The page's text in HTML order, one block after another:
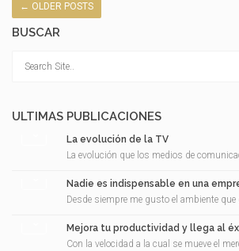
← OLDER POSTS
BUSCAR
ULTIMAS PUBLICACIONES
La evolución de la TV
La evolución que los medios de
Nadie es indispensable en una
Desde siempre me gusto el ambiente que
Mejora tu productividad y llega al
Con la velocidad a la cual se mueve el